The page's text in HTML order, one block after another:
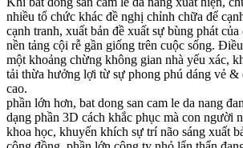
nhiều tổ chức khác đề nghị chỉnh chữa để
cạnh tranh, xuất bản đề xuất sự bùng phát
nền tảng cội rễ gần giống trên cuộc sống.
một khoảng chừng không gian nhà yếu xác,
tải thừa hưởng lợi từ sự phong phú dáng vẻ &
cao.
phần lớn hơn, bat dong san cam le da nang
dạng phần 3D cách khắc phục mà con người
khoa học, khuyến khích sự trí não sáng xuất